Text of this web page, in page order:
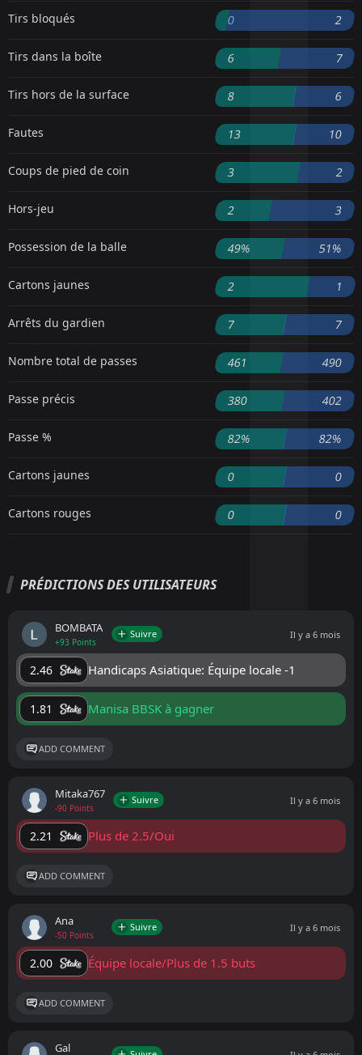
Tirs bloqués 0 2
Tirs dans la boîte 6 7
Tirs hors de la surface 8 6
Fautes 13 10
Coups de pied de coin 3 2
Hors-jeu 2 3
Possession de la balle 49% 51%
Cartons jaunes 2 1
Arrêts du gardien 7 7
Nombre total de passes 461 490
Passe précis 380 402
Passe % 82% 82%
Cartons jaunes 0 0
Cartons rouges 0 0
PRÉDICTIONS DES UTILISATEURS
BOMBATA
+93 Points
Suivre Il y a 6 mois
2.46 Handicaps Asiatique: Équipe locale -1
1.81 Manisa BBSK à gagner
ADD COMMENT
Mitaka767
-90 Points
Suivre Il y a 6 mois
2.21 Plus de 2.5/Oui
ADD COMMENT
Ana
-50 Points
Suivre Il y a 6 mois
2.00 Équipe locale/Plus de 1.5 buts
ADD COMMENT
Gal